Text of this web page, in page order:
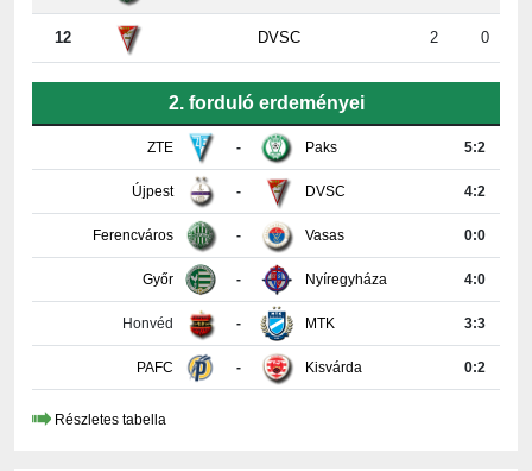
12 DVSC 2 0
2. forduló erdeményei
ZTE - Paks 5:2
Újpest - DVSC 4:2
Ferencváros - Vasas 0:0
Győr - Nyíregyháza 4:0
Honvéd - MTK 3:3
PAFC - Kisvárda 0:2
Részletes tabella